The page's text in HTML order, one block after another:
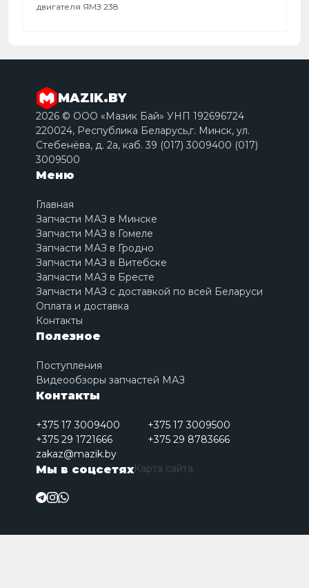
двигателя ЯМЗ 238
MAZIK.BY
2026 © ООО «Мазик Бай» УНП 192696724
220024, Республика Беларусь,г. Минск, ул.
Стебенёва, д. 2a, каб. 39 (017) 3009400 (017)
3009500
Меню
Главная
Запчасти МАЗ в Минске
Запчасти МАЗ в Гомеле
Запчасти МАЗ в Гродно
Запчасти МАЗ в Витебске
Запчасти МАЗ в Бресте
Запчасти МАЗ с доставкой по всей Беларуси
Оплата и доставка
Контакты
Полезное
Поступления
Видеообзоры запчастей МАЗ
Контакты
+375 17 3009400
+375 17 3009500
+375 29 1721666
+375 29 8783666
zakaz@mazik.by
Мы в соцсетяхКарта сайта